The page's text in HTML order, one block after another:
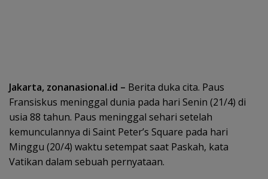
Jakarta, zonanasional.id – Berita duka cita. Paus
Fransiskus meninggal dunia pada hari Senin (21/4) di
usia 88 tahun. Paus meninggal sehari setelah
kemunculannya di Saint Peter’s Square pada hari
Minggu (20/4) waktu setempat saat Paskah, kata
Vatikan dalam sebuah pernyataan.